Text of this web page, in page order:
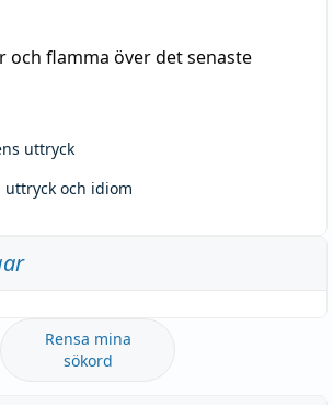
och flamma över det senaste
uttryck
och idiom
Rensa mina
sökord